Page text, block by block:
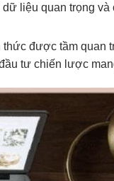
liệu quan trọng
được tầm
tư chiến lược